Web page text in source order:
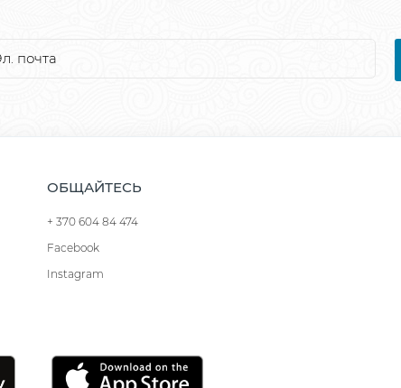
ОБЩАЙТЕСЬ
+ 370 604 84 474
Facebook
Instagram